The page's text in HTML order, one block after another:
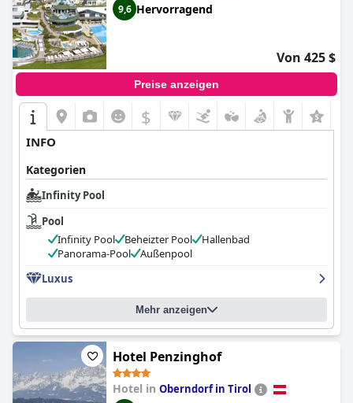
9,6 Hervorragend
Von 425 $
Preise anzeigen
$
INFO
Kategorien
Infinity Pool
Pool
Infinity Pool
Beheizter Pool
Hallenbad
Panorama-Pool
Außenpool
Luxus
Mehr anzeigen
Hotel Penzinghof
Hotel in Oberndorf in Tirol